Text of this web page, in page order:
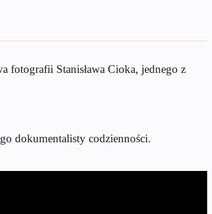
fotografii Stanisława Cioka, jednego z
dokumentalisty codzienności.